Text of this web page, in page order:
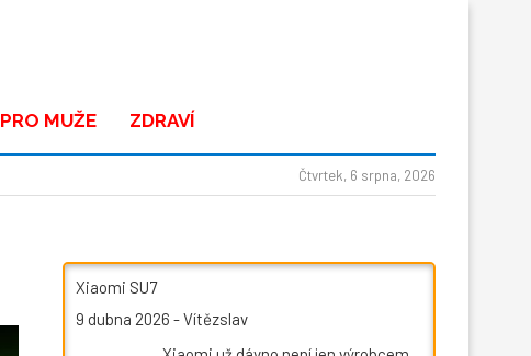
PRO MUŽE ZDRAVÍ
Čtvrtek, 6 srpna, 2026
Xiaomi SU7
9 dubna 2026 -Vítězslav